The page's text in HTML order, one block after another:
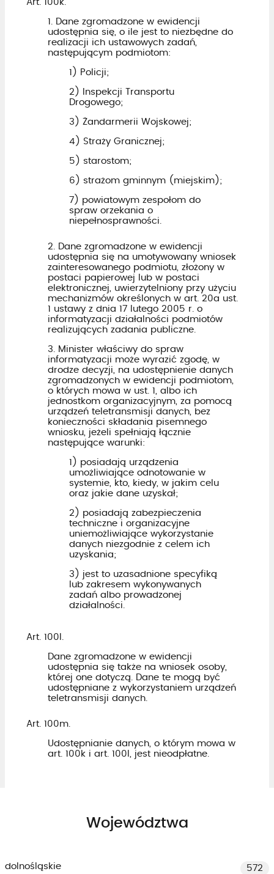
Art. 100k.
1. Dane zgromadzone w ewidencji
udostępnia się, o ile jest to niezbędne do
realizacji ich ustawowych zadań,
następującym podmiotom:
1) Policji;
2) Inspekcji Transportu
Drogowego;
3) Żandarmerii Wojskowej;
4) Straży Granicznej;
5) starostom;
6) strażom gminnym (miejskim);
7) powiatowym zespołom do
spraw orzekania o
niepełnosprawności.
2. Dane zgromadzone w ewidencji
udostępnia się na umotywowany wniosek
zainteresowanego podmiotu, złożony w
postaci papierowej lub w postaci
elektronicznej, uwierzytelniony przy użyciu
mechanizmów określonych w art. 20a ust.
1 ustawy z dnia 17 lutego 2005 r. o
informatyzacji działalności podmiotów
realizujących zadania publiczne.
3. Minister właściwy do spraw
informatyzacji może wyrazić zgodę, w
drodze decyzji, na udostępnienie danych
zgromadzonych w ewidencji podmiotom,
o których mowa w ust. 1, albo ich
jednostkom organizacyjnym, za pomocą
urządzeń teletransmisji danych, bez
konieczności składania pisemnego
wniosku, jeżeli spełniają łącznie
następujące warunki:
1) posiadają urządzenia
umożliwiające odnotowanie w
systemie, kto, kiedy, w jakim celu
oraz jakie dane uzyskał;
2) posiadają zabezpieczenia
techniczne i organizacyjne
uniemożliwiające wykorzystanie
danych niezgodnie z celem ich
uzyskania;
3) jest to uzasadnione specyfiką
lub zakresem wykonywanych
zadań albo prowadzonej
działalności.
Art. 100l.
Dane zgromadzone w ewidencji
udostępnia się także na wniosek osoby,
której one dotyczą. Dane te mogą być
udostępniane z wykorzystaniem urządzeń
teletransmisji danych.
Art. 100m.
Udostępnianie danych, o którym mowa w
art. 100k i art. 100l, jest nieodpłatne.
Województwa
dolnośląskie
572